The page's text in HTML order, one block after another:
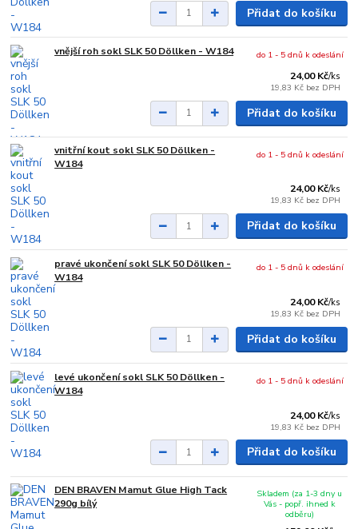
Přidat do košíku
vnější roh sokl SLK 50 Döllken - W184
24,00 Kč/ks
19,83 Kč bez DPH
do 1 - 5 dnů k odeslání
Přidat do košíku
vnitřní kout sokl SLK 50 Döllken -
W184
24,00 Kč/ks
19,83 Kč bez DPH
do 1 - 5 dnů k odeslání
Přidat do košíku
pravé ukončení sokl SLK 50 Döllken -
W184
24,00 Kč/ks
19,83 Kč bez DPH
do 1 - 5 dnů k odeslání
Přidat do košíku
levé ukončení sokl SLK 50 Döllken -
W184
24,00 Kč/ks
19,83 Kč bez DPH
do 1 - 5 dnů k odeslání
Přidat do košíku
DEN BRAVEN Mamut Glue High Tack
290g bílý
Skladem (za 1-3 dny u
Vás - popř. ihned k
odběru)